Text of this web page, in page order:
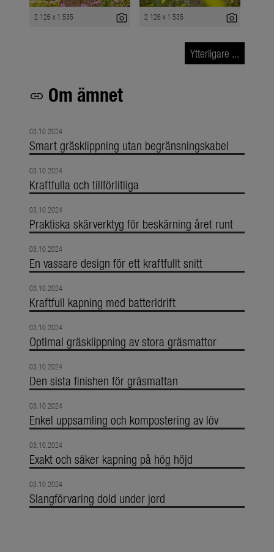
2 126 x 1 535 photo_camera 2 126 x 1 535 photo_camera
Ytterligare ...
link Om ämnet
03.10.2024
Smart gräsklippning utan begränsningskabel
03.10.2024
Kraftfulla och tillförlitliga
03.10.2024
Praktiska skärverktyg för beskärning året runt
03.10.2024
En vassare design för ett kraftfullt snitt
03.10.2024
Kraftfull kapning med batteridrift
03.10.2024
Optimal gräsklippning av stora gräsmattor
03.10.2024
Den sista finishen för gräsmattan
03.10.2024
Enkel uppsamling och kompostering av löv
03.10.2024
Exakt och säker kapning på hög höjd
03.10.2024
Slangförvaring dold under jord